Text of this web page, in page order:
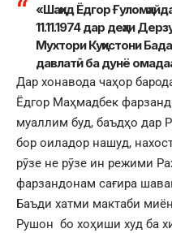
«Шаҳид Ёдгор
11.11.1974 дар деҳаи
Мухтори Куҳистони
давлатӣ ба дунё
Дар хонавода чаҳор
Ёдгор Маҳмадбек
муаллим буд, баъдҳо дар
бор оиладор нашуд,
рӯзе не рӯзе ин режими
фарзандонам сағира
Баъди хатми мактаби
Рушон бо хоҳиши худ ба